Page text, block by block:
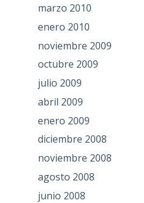
marzo 2010
enero 2010
noviembre 2009
octubre 2009
julio 2009
abril 2009
enero 2009
diciembre 2008
noviembre 2008
agosto 2008
junio 2008